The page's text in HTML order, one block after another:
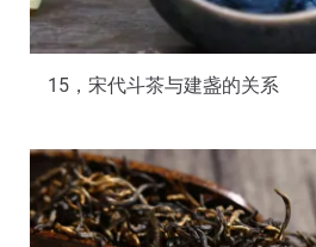
15，宋代斗茶与建盏的关系